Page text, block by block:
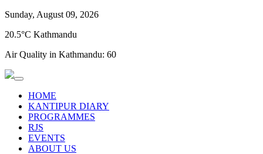
Sunday, August 09, 2026
20.5°C Kathmandu
Air Quality in Kathmandu: 60
HOME
KANTIPUR DIARY
PROGRAMMES
RJS
EVENTS
ABOUT US